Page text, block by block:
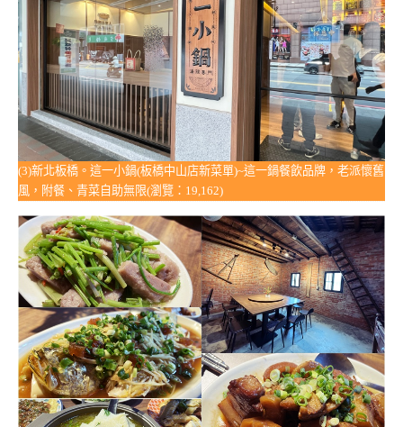
(3)新北板橋。這一小鍋(板橋中山店新菜單)~這一鍋餐飲品牌，老派懷舊
風，附餐、青菜自助無限(瀏覽：19,162)